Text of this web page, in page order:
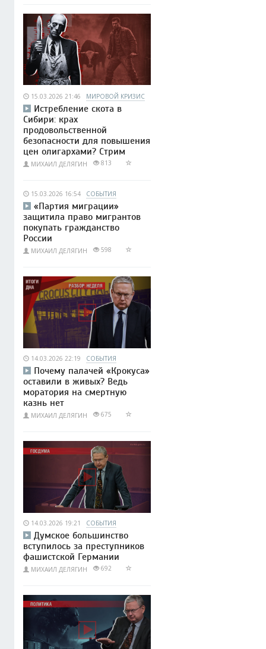
15.03.2026 21:46 МИРОВОЙ КРИЗИС
Истребление скота в
Сибири: крах
продовольственной
безопасности для повышения
цен олигархами? Стрим
МИХАИЛ ДЕЛЯГИН 813
15.03.2026 16:54 СОБЫТИЯ
«Партия миграции»
защитила право мигрантов
покупать гражданство
России
МИХАИЛ ДЕЛЯГИН 598
14.03.2026 22:19 СОБЫТИЯ
Почему палачей «Крокуса»
оставили в живых? Ведь
моратория на смертную
казнь нет
МИХАИЛ ДЕЛЯГИН 675
14.03.2026 19:21 СОБЫТИЯ
Думское большинство
вступилось за преступников
фашистской Германии
МИХАИЛ ДЕЛЯГИН 692